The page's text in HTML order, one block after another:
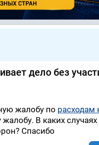
дело без
жалобу по расходам
В каких
Спасибо